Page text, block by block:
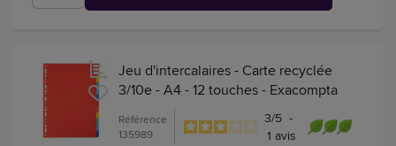
Jeu d'intercalaires - Carte recyclée
3/10e - A4 - 12 touches - Exacompta
Référence :
135989
3/5 -
1 avis